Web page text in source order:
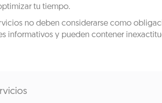
tu tiempo.
no deben considerarse como
informativos y pueden contener